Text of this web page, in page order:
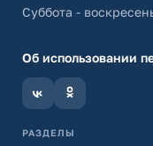
Суббота -
Об использовании
РАЗДЕЛЫ